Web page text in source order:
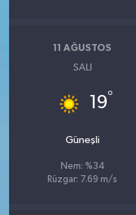
11 AĞUSTOS
SALI
19°
Güneşli
Nem: %34
Rüzgar: 7.69 m/s